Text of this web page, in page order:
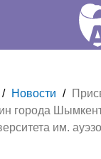
/ Новости /
города
им.